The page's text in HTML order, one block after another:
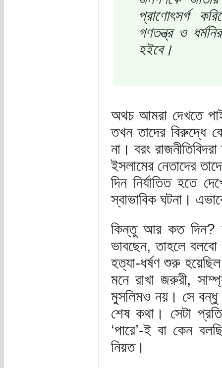
প্রাণোৎসর্গ
গণতন্ত্র ও
হইবে।
অথচ আমরা দেখতে
তখন তাদের বিরুদ্ধে
না। বরং
ইসলামের নেতাদের
দিন নির্যাতিত হতে
স্বাভাবিক ঘটনা।
কিন্তু আর কত দিন?
ভাবছেন, তাহলে
হত্যা-ধর্ষণ শুরু
মনে রাখা জরুরী,
মুসলিমও নয়। সে বন্ধু
শেষ কথা। সেটা
‘পারে’-ই বা কেন
নিয়ত।